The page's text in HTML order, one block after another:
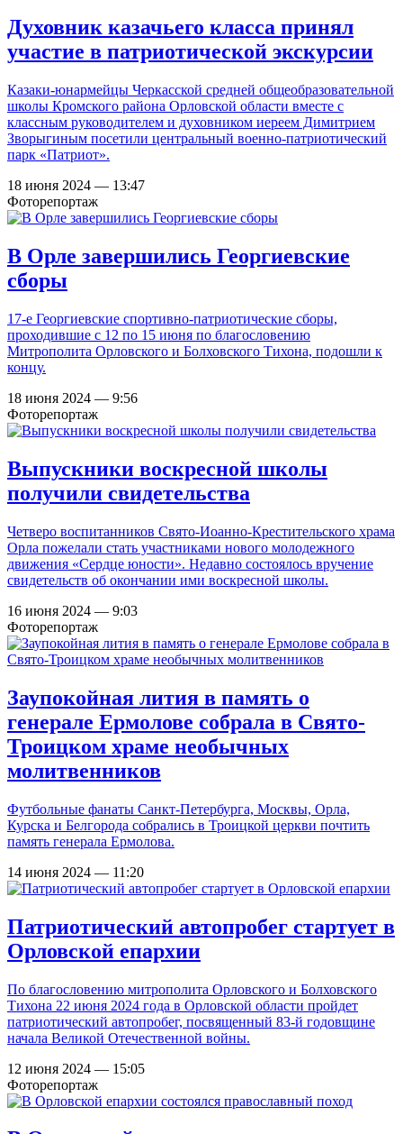
Духовник казачьего класса принял
участие в патриотической экскурсии
Казаки-юнармейцы Черкасской средней общеобразовательной
школы Кромского района Орловской области вместе с
классным руководителем и духовником иереем Димитрием
Зворыгиным посетили центральный военно-патриотический
парк «Патриот».
18 июня 2024 — 13:47
Фоторепортаж
В Орле завершились Георгиевские
сборы
17-е Георгиевские спортивно-патриотические сборы,
проходившие с 12 по 15 июня по благословению
Митрополита Орловского и Болховского Тихона, подошли к
концу.
18 июня 2024 — 9:56
Фоторепортаж
Выпускники воскресной школы
получили свидетельства
Четверо воспитанников Свято-Иоанно-Крестительского храма
Орла пожелали стать участниками нового молодежного
движения «Сердце юности». Недавно состоялось вручение
свидетельств об окончании ими воскресной школы.
16 июня 2024 — 9:03
Фоторепортаж
Заупокойная лития в память о
генерале Ермолове собрала в Свято-
Троицком храме необычных
молитвенников
Футбольные фанаты Санкт-Петербурга, Москвы, Орла,
Курска и Белгорода собрались в Троицкой церкви почтить
память генерала Ермолова.
14 июня 2024 — 11:20
Патриотический автопробег стартует в
Орловской епархии
По благословению митрополита Орловского и Болховского
Тихона 22 июня 2024 года в Орловской области пройдет
патриотический автопробег, посвященный 83-й годовщине
начала Великой Отечественной войны.
12 июня 2024 — 15:05
Фоторепортаж